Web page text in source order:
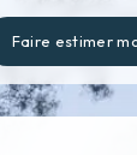
Faire estimer